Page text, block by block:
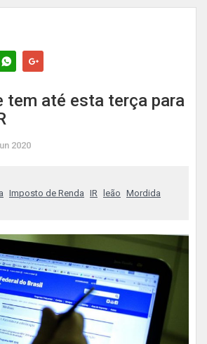
tem até esta terça para
2020
Imposto de Renda IR leão Mordida